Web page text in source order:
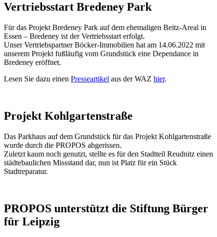
Vertriebsstart Bredeney Park
Für das Projekt Bredeney Park auf dem ehemaligen Beitz-Areal in
Essen – Bredeney ist der Vertriebsstart erfolgt.
Unser Vertriebspartner Böcker-Immobilien hat am 14.06.2022 mit
unserem Projekt fußläufig vom Grundstück eine Dependance in
Bredeney eröffnet.
Lesen Sie dazu einen Presseartikel aus der WAZ hier.
Projekt Kohlgartenstraße
Das Parkhaus auf dem Grundstück für das Projekt Kohlgartenstraße
wurde durch die PROPOS abgerissen.
Zuletzt kaum noch genutzt, stellte es für den Stadtteil Reudnitz einen
städtebaulichen Missstand dar, nun ist Platz für ein Stück
Stadtreparatur.
PROPOS unterstützt die Stiftung Bürger
für Leipzig